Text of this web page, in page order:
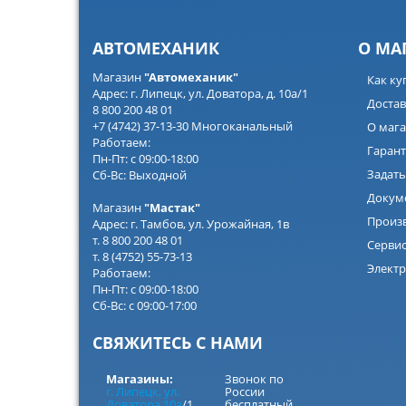
АВТОМЕХАНИК
Магазин"Автомеханик"
Адрес: г. Липецк, ул. Доватора, д. 10а/1
8 800 200 48 01
+7 (4742) 37-13-30 Многоканальный
Работаем:
Пн-Пт: с 09:00-18:00
Сб-Вс: Выходной
Магазин "Мастак"
Адрес: г. Тамбов, ул. Урожайная, 1в
т. 8 800 200 48 01
т. 8 (4752) 55-73-13
Работаем:
Пн-Пт: с 09:00-18:00
Сб-Вс: с 09:00-17:00
СВЯЖИТЕСЬ С НАМИ
Магазины:
г. Липецк, ул.
Звонок по
России
О
Как
О
Сервис